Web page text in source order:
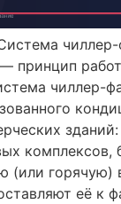
принцип
чиллер-
комплексов,
(или горячую)
её к